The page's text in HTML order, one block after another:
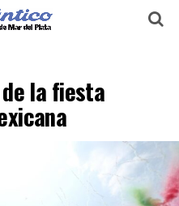
la fiesta